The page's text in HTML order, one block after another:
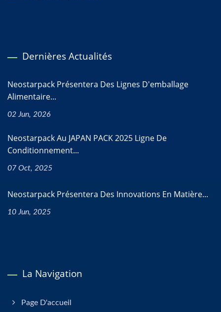
Dernières Actualités
Neostarpack Présentera Des Lignes D'emballage
Alimentaire...
02 Jun, 2026
Neostarpack Au JAPAN PACK 2025 Ligne De
Conditionnement...
07 Oct, 2025
Neostarpack Présentera Des Innovations En Matière...
10 Jun, 2025
La Navigation
Page D'accueil